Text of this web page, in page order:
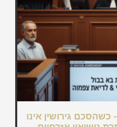
29428-09-24 – כשהסכם גירושין אינו